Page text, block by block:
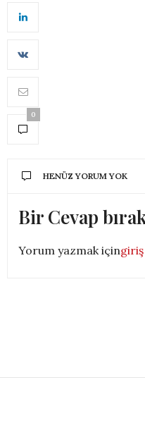
0
HENÜZ YORUM YOK
Bir Cevap
Yorum yazmak içingiriş